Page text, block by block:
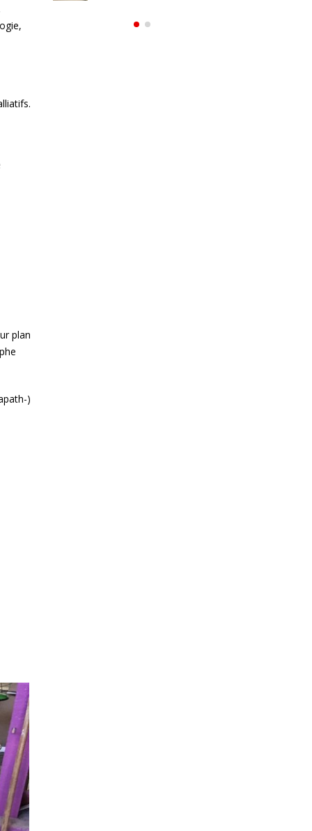
plan
)